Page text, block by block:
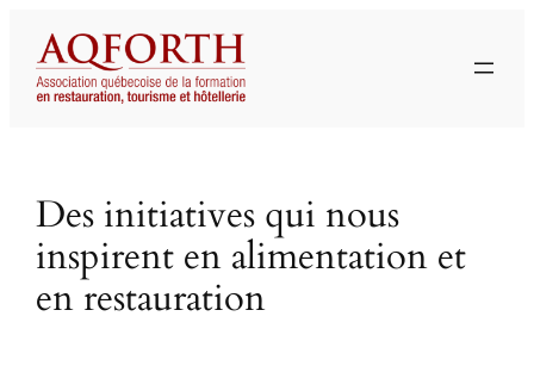
contenu
Des initiatives qui nous
inspirent en alimentation et
en restauration